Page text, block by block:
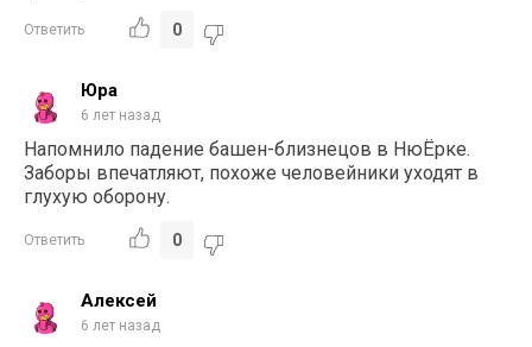
Ответить 0
Юра
6 лет назад
Напомнило падение башен-близнецов в НюЁрке.
Заборы впечатляют, похоже человейники уходят в
глухую оборону.
Ответить 0
Алексей
6 лет назад